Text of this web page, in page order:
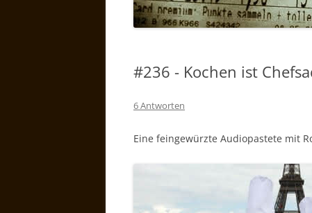
#236 - Kochen ist
6 Antworten
Eine feingewürzte Audiopastete mit